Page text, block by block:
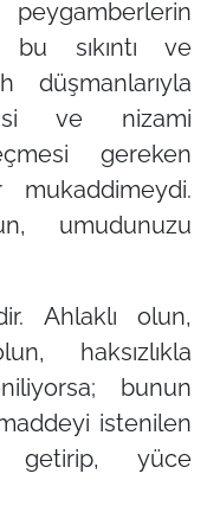
sıkıntı ve
düşmanlarıyla
ve nizami
gereken
umudunuzu
Ahlaklı olun,
haksızlıkla
bunun
istenilen
getirip, yüce